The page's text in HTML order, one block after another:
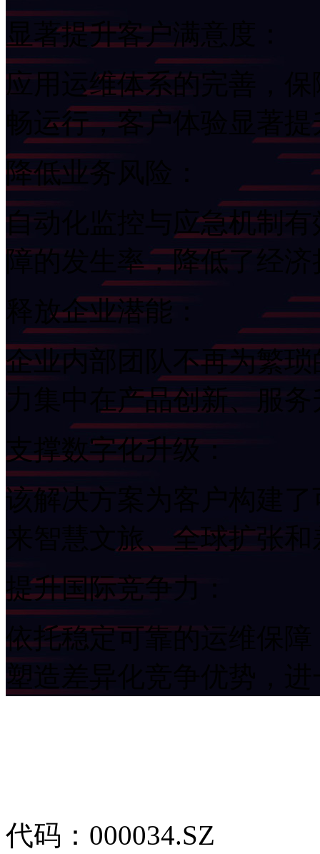
显著提升客户满意度：
应用运维体系的完善
畅运行，客户体验显著
降低业务风险：
自动化监控与应急机制
障的发生率，降低了经
释放企业潜能：
企业内部团队不再为繁琐
力集中在产品创新、
支撑数字化升级：
该解决方案为客户构建了
来智慧文旅、全球扩
提升国际竞争力：
依托稳定可靠的运维保障
塑造差异化竞争优势
代码：000034.SZ